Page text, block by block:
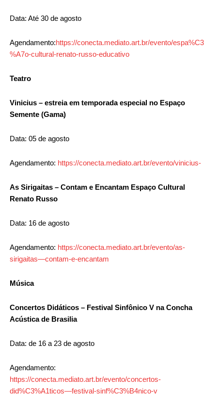
Data: Até 30 de agosto
Agendamento:https://conecta.mediato.art.br/evento/espa%C3
%A7o-cultural-renato-russo-educativo
Teatro
Vinicius – estreia em temporada especial no Espaço
Semente (Gama)
Data: 05 de agosto
Agendamento: https://conecta.mediato.art.br/evento/vinicius-
As Sirigaitas – Contam e Encantam Espaço Cultural
Renato Russo
Data: 16 de agosto
Agendamento: https://conecta.mediato.art.br/evento/as-
sirigaitas—contam-e-encantam
Música
Concertos Didáticos – Festival Sinfônico V na Concha
Acústica de Brasilia
Data: de 16 a 23 de agosto
Agendamento:
https://conecta.mediato.art.br/evento/concertos-
did%C3%A1ticos—festival-sinf%C3%B4nico-v